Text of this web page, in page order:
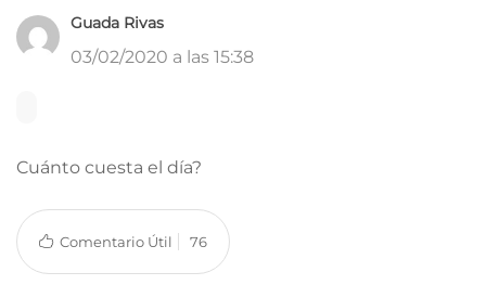
Guada Rivas
03/02/2020 a las 15:38
Cuánto cuesta el día?
Comentario Útil 76